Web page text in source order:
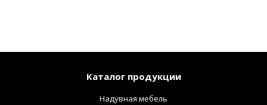
Каталог продукции
Надувная мебель